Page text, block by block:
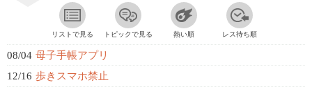
リストで見る トピックで見る 熱い順 レス待ち順
08/04 母子手帳アプリ
12/16 歩きスマホ禁止